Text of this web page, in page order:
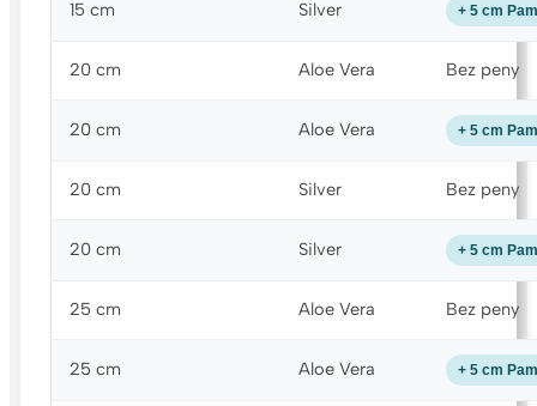
15 cm Silver + 5 cm
20 cm Aloe Vera Bez peny
20 cm Aloe Vera + 5 cm
20 cm Silver Bez peny
20 cm Silver + 5 cm
25 cm Aloe Vera Bez peny
25 cm Aloe Vera + 5 cm